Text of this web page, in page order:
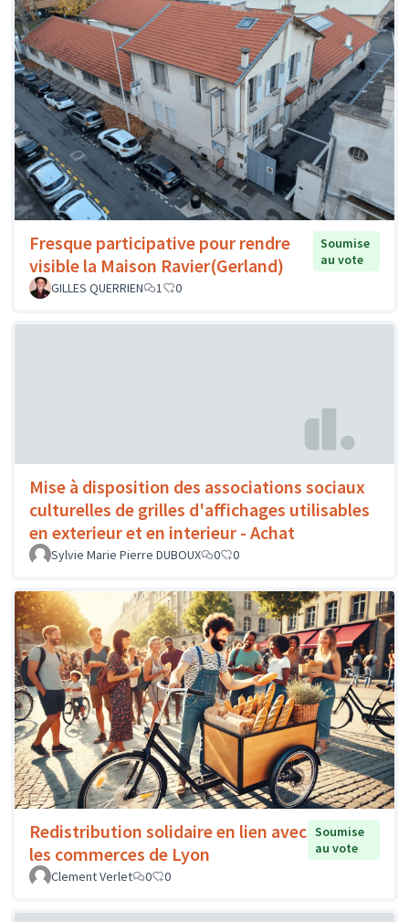
Fresque participative pour rendre
visible la Maison Ravier(Gerland)
Soumise
au vote
GILLES QUERRIEN
1 0
Mise à disposition des associations sociaux
culturelles de grilles d'affichages utilisables
en exterieur et en interieur - Achat
Sylvie Marie Pierre DUBOUX 0 0
Redistribution solidaire en lien avec
les commerces de Lyon
Soumise
au vote
Clement Verlet
0 0